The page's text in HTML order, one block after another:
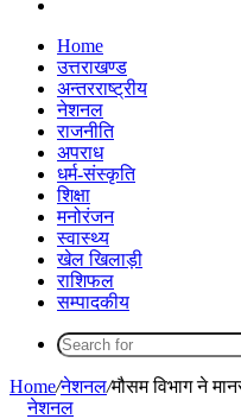
Home
उत्तराखण्ड
अन्तरराष्ट्रीय
नेशनल
राजनीति
अपराध
धर्म-संस्कृति
शिक्षा
मनोरंजन
स्वास्थ्य
खेल खिलाड़ी
राशिफल
सम्पादकीय
Home/नेशनल/मौसम विभाग ने
नेशनल